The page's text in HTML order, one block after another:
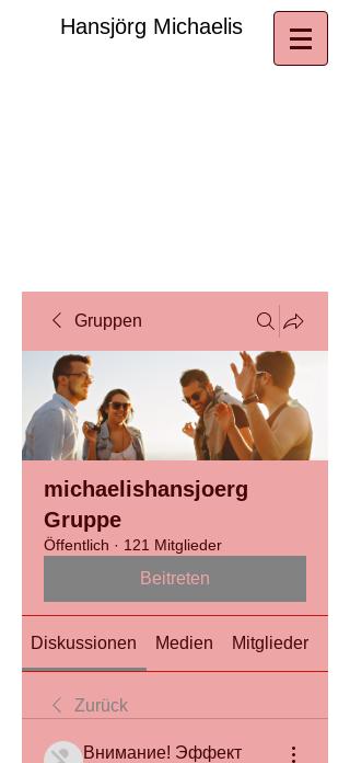
​Hansjörg Michaelis
Gruppen
michaelishansjoerg
Gruppe
Öffentlich · 121 Mitglieder
Beitreten
Diskussionen Medien Mitglieder
Zurück
Внимание! Эффект